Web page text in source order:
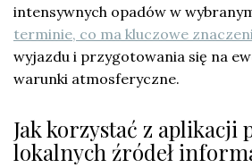
intensywnych opadów w
terminie, co ma kluczowe
wyjazdu i przygotowania się na
warunki atmosferyczne.
Jak korzystać z aplikacji
lokalnych źródeł